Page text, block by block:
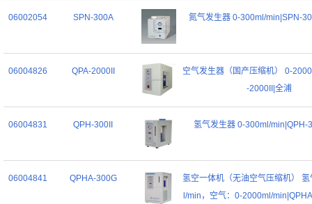
06002054 SPN-300A 氮气发生器 0-300ml/min|SPN-
06004826 QPA-2000II
空气发生器（国产压缩机） 0-
-2000II|全浦
06004831 QPH-300II 氢气发生器 0-300ml/min|QPH-
06004841 QPHA-300G
氢空一体机（无油空气压缩机）
l/min，空气：0-2000ml/